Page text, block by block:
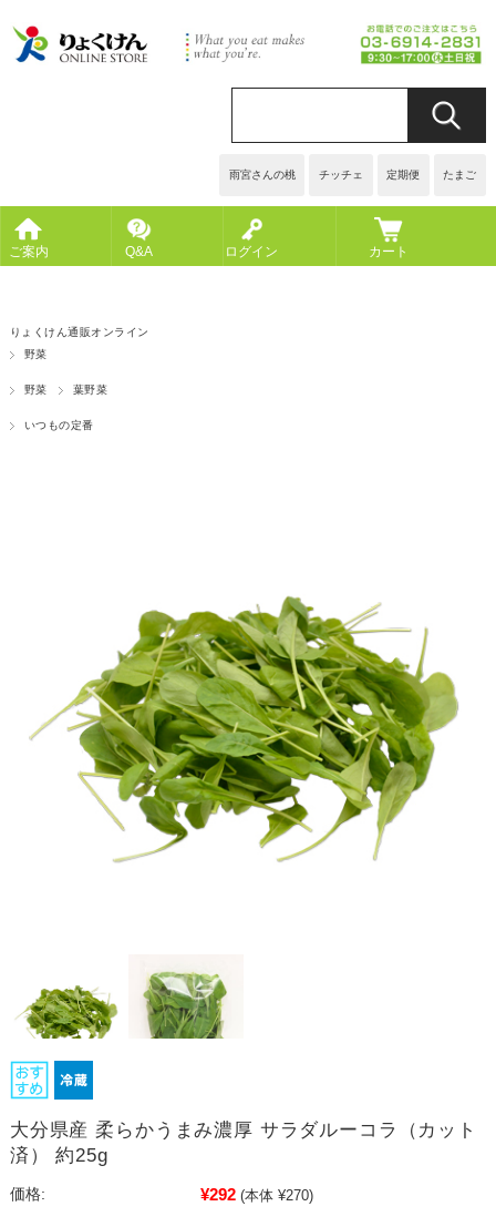
雨宮さんの桃 チッチェ 定期便 たまご
ご案内 Q&A ログイン カート
りょくけん通販オンライン
野菜
野菜 葉野菜
いつもの定番
大分県産 柔らかうまみ濃厚 サラダルーコラ（カット
済） 約25g
価格: ¥292 (本体 ¥270)